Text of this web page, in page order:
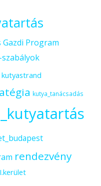
Gazdi Program
kutyastrand
kutya_tanácsadás
rendezvény